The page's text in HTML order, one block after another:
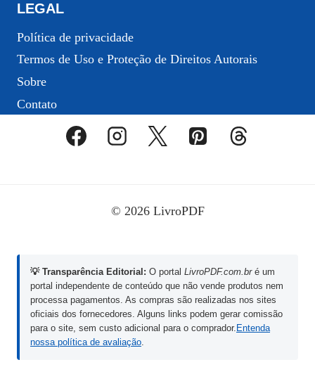
LEGAL
Política de privacidade
Termos de Uso e Proteção de Direitos Autorais
Sobre
Contato
© 2026 LivroPDF
💡 Transparência Editorial: O portal LivroPDF.com.bré um
portal independente de conteúdo que não vende produtos nem
processa pagamentos. As compras são realizadas nos sites
oficiais dos fornecedores. Alguns links podem gerar comissão
para o site, sem custo adicional para o comprador. Entenda
nossa política de avaliação.